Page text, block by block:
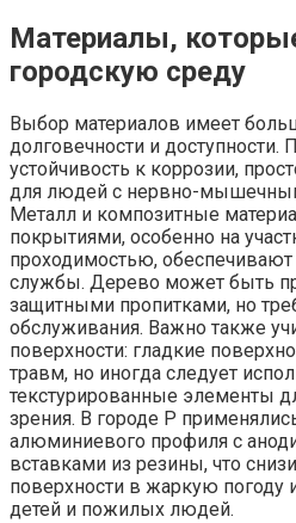
Материалы,
городскую среду
Выбор материалов имеет
долговечности и доступности.
устойчивость к коррозии,
для людей с нервно-
Металл и композитные
покрытиями, особенно на
проходимостью,
службы. Дерево может быть
защитными пропитками, но
обслуживания. Важно также
поверхности: гладкие
травм, но иногда следует
текстурированные элементы
зрения. В городе Р
алюминиевого профиля с
вставками из резины, что
поверхности в жаркую
детей и пожилых людей.